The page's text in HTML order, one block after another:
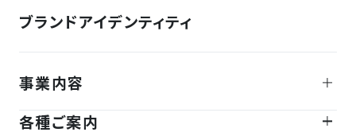
ブランドアイデンティティ
事業内容
各種ご案内